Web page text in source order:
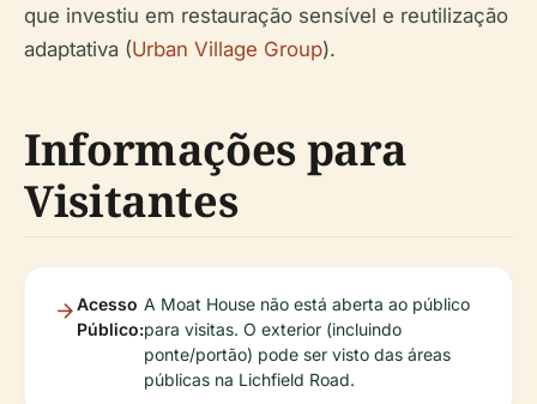
que investiu em restauração sensível e reutilização
adaptativa (Urban Village Group).
Informações para
Visitantes
Acesso
Público:
A Moat House não está aberta ao público
para visitas. O exterior (incluindo
ponte/portão) pode ser visto das áreas
públicas na Lichfield Road.